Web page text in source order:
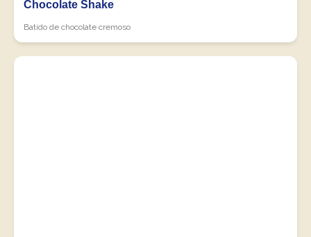
Chocolate Shake
Batido de chocolate cremoso